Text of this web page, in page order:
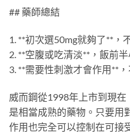
## 藥師總結
1. **初次選50mg就夠了**，
2. **空腹或吃清淡**，飯前
3. **需要性刺激才會作用**
威而鋼從1998年上市到現在
是相當成熟的藥物。只要用
作用也完全可以控制在可接